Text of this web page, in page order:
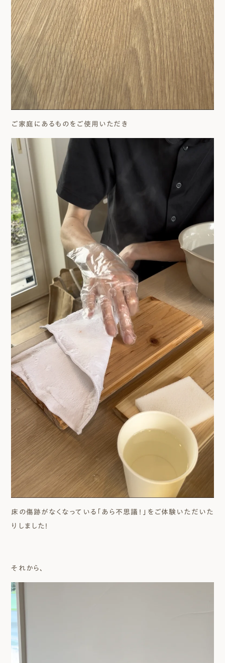
ご家庭にあるものをご使用いただき
床の傷跡がなくなっている「あら不思議！」をご体験いただいた
りしました！
それから、